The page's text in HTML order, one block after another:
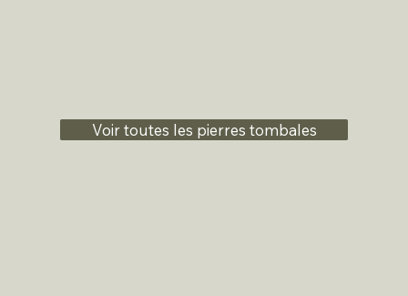
Voir toutes les pierres tombales